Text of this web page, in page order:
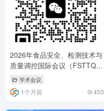
2026年食品安全、检测技术与
质量调控国际会议（FSTTQC
2026)学术会议
1个月前 450